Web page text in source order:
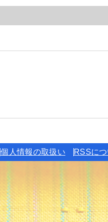
個人情報の取扱い RSSに